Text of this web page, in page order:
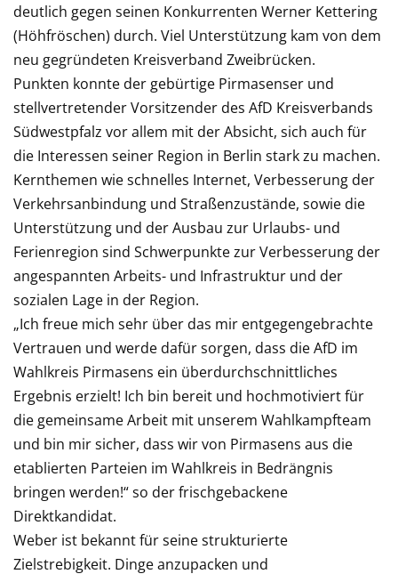
deutlich gegen seinen Konkurrenten Werner Kettering
(Höhfröschen) durch. Viel Unterstützung kam von dem
neu gegründeten Kreisverband Zweibrücken.
Punkten konnte der gebürtige Pirmasenser und
stellvertretender Vorsitzender des AfD Kreisverbands
Südwestpfalz vor allem mit der Absicht, sich auch für
die Interessen seiner Region in Berlin stark zu machen.
Kernthemen wie schnelles Internet, Verbesserung der
Verkehrsanbindung und Straßenzustände, sowie die
Unterstützung und der Ausbau zur Urlaubs- und
Ferienregion sind Schwerpunkte zur Verbesserung der
angespannten Arbeits- und Infrastruktur und der
sozialen Lage in der Region.
„Ich freue mich sehr über das mir entgegengebrachte
Vertrauen und werde dafür sorgen, dass die AfD im
Wahlkreis Pirmasens ein überdurchschnittliches
Ergebnis erzielt! Ich bin bereit und hochmotiviert für
die gemeinsame Arbeit mit unserem Wahlkampfteam
und bin mir sicher, dass wir von Pirmasens aus die
etablierten Parteien im Wahlkreis in Bedrängnis
bringen werden!“ so der frischgebackene
Direktkandidat.
Weber ist bekannt für seine strukturierte
Zielstrebigkeit. Dinge anzupacken und